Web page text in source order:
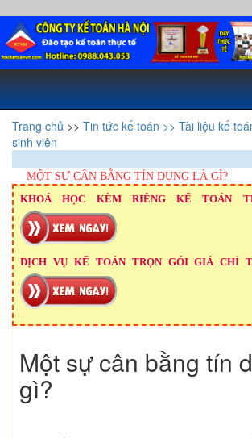
Trang chủ >> Tin tức kế toán >> Tài liệu kế
sinh viên
MỘT SỰ CÂN BẰNG TÍN DỤNG LÀ GÌ?
KHOÁ HỌC KÈM RIÊNG KẾ TOÁN
DỊCH VỤ KẾ TOÁN TRỌN GÓI GIÁ CHỈ
Một sự cân bằng tín
gì?